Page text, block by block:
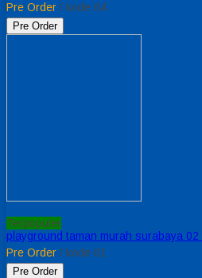
Pre Order / kode 64
Pre Order
Terpopuler
playground taman murah surabaya 02
Pre Order / kode 61
Pre Order